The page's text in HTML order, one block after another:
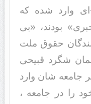
وارد شده که
بودند، «بی
حقوق ملت
شگرد قبیحی
جامعه شان وارد
را در جامعه ،